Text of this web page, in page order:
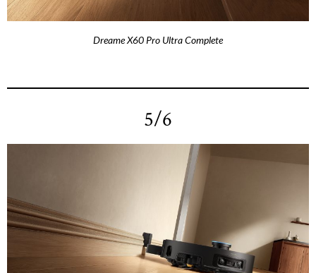
Dreame X60 Pro Ultra Complete
5/6